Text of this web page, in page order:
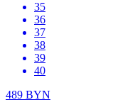
35
36
37
38
39
40
489 BYN